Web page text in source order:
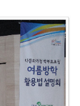
R
L
유
하
기
크
게
변
하
기
작
게
변